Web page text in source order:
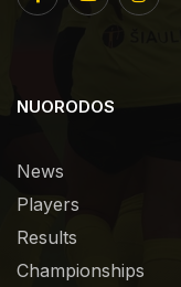
NUORODOS
News
Players
Results
Championships